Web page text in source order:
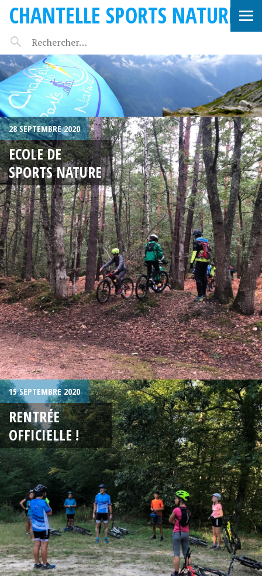
CHANTELLE SPORTS NATURE
28 SEPTEMBRE 2020
ECOLE DE
SPORTS NATURE
15 SEPTEMBRE 2020
RENTRÉE
OFFICIELLE !